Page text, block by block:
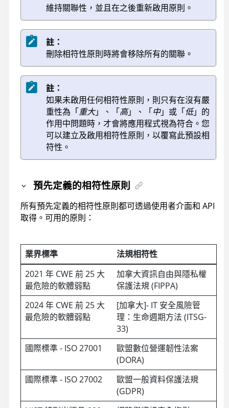
維持關聯性，並且在之後重新啟用原則。
註：
刪除相符性原則時將會移除所有的關聯。
註：
如果未啟用任何相符性原則，則只有在沒有嚴
重性為「重大」、「高」、「中」或「低」的
作用中問題時，才會將應用程式視為符合。您
可以建立及啟用相符性原則，以覆寫此預設相
符性。
預先定義的相符性原則
所有預先定義的相符性原則都可透過使用者介面和 API
取得。可用的原則：
業界標準
法規相符性
2021 年 CWE 前 25 大
最危險的軟體弱點
加拿大資訊自由與隱私權
保護法規 (FIPPA)
2024 年 CWE 前 25 大
最危險的軟體弱點
[加拿大]- IT 安全風險管
理：生命週期方法 (ITSG-
33)
國際標準 - ISO 27001
歐盟數位營運韌性法案
(DORA)
國際標準 - ISO 27002
歐盟一般資料保護法規
(GDPR)